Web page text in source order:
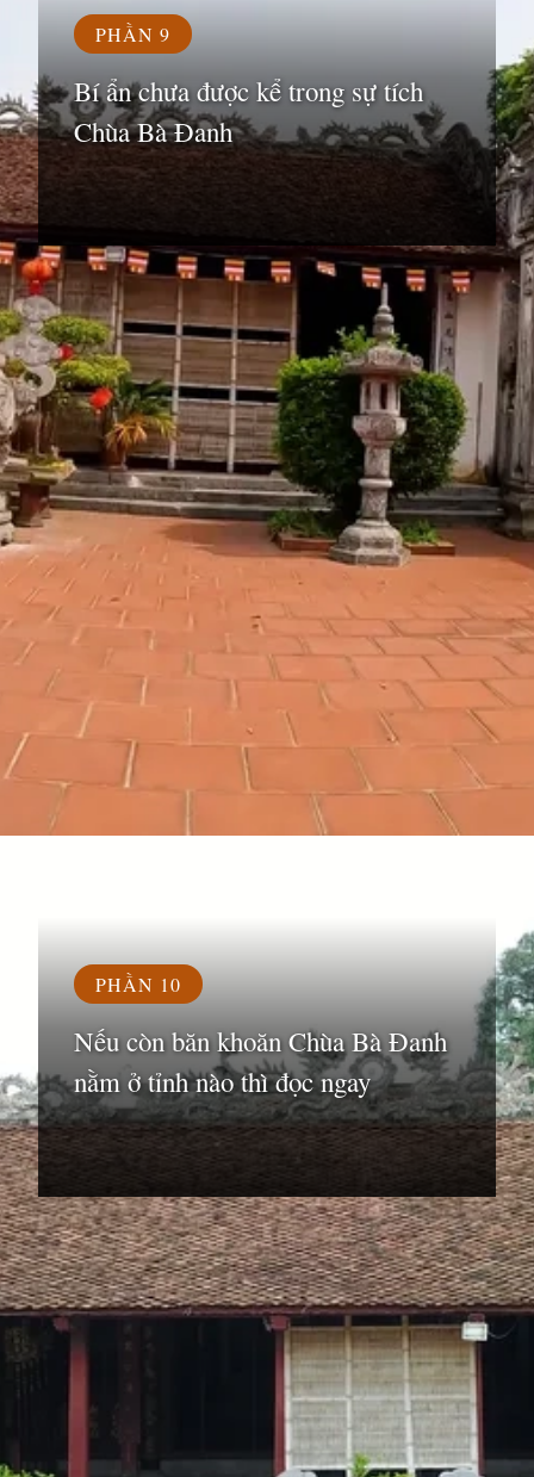
PHẦN 9
Bí ẩn chưa được kể trong sự tích
Chùa Bà Đanh
PHẦN 10
Nếu còn băn khoăn Chùa Bà Đanh
nằm ở tỉnh nào thì đọc ngay